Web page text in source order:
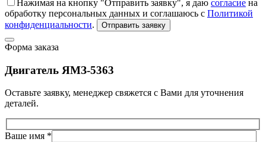
Нажимая на кнопку "Отправить заявку", я даю согласие на
обработку персональных данных и соглашаюсь с Политикой
конфиденциальности. Отправить заявку
Форма заказа
Двигатель ЯМЗ-5363
Оставьте заявку, менеджер свяжется с Вами для уточнения
деталей.
Ваше имя *